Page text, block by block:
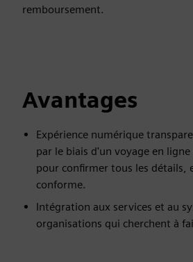
remboursement.
Avantages
Expérience numérique
par le biais d'un voyage en
pour confirmer tous les détails,
conforme.
Intégration aux services et au
organisations qui cherchent à